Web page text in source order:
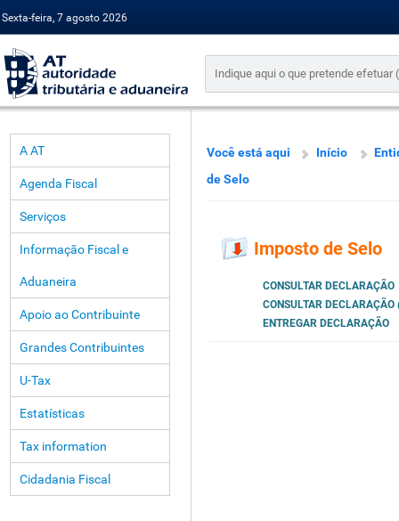
Sexta-feira, 7 agosto 2026
A AT
Agenda Fiscal
Serviços
Informação Fiscal e
Aduaneira
Apoio ao Contribuinte
Grandes Contribuintes
U-Tax
Estatísticas
Tax information
Cidadania Fiscal
Você está aqui Início
de Selo
Imposto de Selo
CONSULTAR DECLARAÇÃO
CONSULTAR DECLARAÇÃO
ENTREGAR DECLARAÇÃO